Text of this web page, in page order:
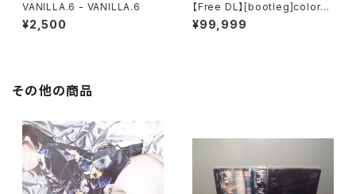
VANILLA.6 - VANILLA.6
¥2,500
【Free DL】[bootleg​]​colorm
al - 191117 (​@​Kyoto Club M
etro)
¥99,999
その他の商品